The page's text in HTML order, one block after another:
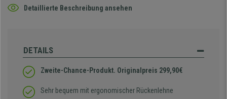
Detaillierte Beschreibung ansehen
DETAILS
Zweite-Chance-Produkt. Originalpreis 299,90€
Sehr bequem mit ergonomischer Rückenlehne